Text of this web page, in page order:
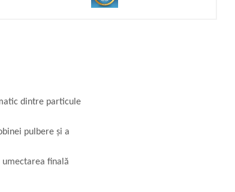
dintre particule
pulbere și a
finală